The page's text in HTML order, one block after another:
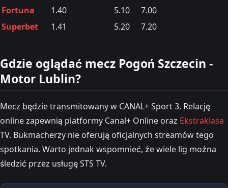
Fortuna
1.40 5.10
7.00
Superbet
1.41 5.20 7.20
Gdzie oglądać mecz Pogoń Szczecin -
Motor Lublin?
Mecz będzie transmitowany w CANAL+ Sport 3. Relację
online zapewnią platformy Canal+ Online oraz Ekstraklasa
TV. Bukmacherzy nie oferują oficjalnych streamów tego
spotkania. Warto jednak wspomnieć, że wiele lig można
śledzić przez usługę STS TV.